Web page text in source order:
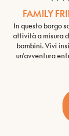
FAMILY
In questo borgo
attività a misura
bambini. Vivi
un'avventura